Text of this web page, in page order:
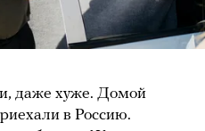
даже хуже. Домой
в Россию.